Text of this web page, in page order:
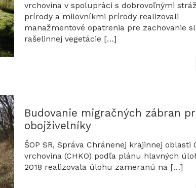
vrchovina v spolupráci s dobrovoľnými
prírody a milovníkmi prírody realizovali
manažmentové opatrenia pre zachovanie
rašelinnej vegetácie […]
Budovanie migračných zábran
obojživelníky
ŠOP SR, Správa Chránenej krajinnej oblasti
vrchovina (CHKO) podľa plánu hlavných
2018 realizovala úlohu zameranú na[…]